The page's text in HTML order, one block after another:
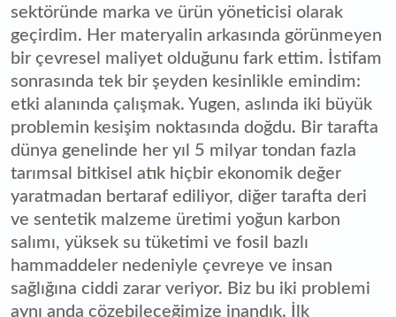
sektöründe marka ve ürün yöneticisi olarak
geçirdim. Her materyalin arkasında görünmeyen
bir çevresel maliyet olduğunu fark ettim. İstifam
sonrasında tek bir şeyden kesinlikle emindim:
etki alanında çalışmak. Yugen, aslında iki büyük
problemin kesişim noktasında doğdu. Bir tarafta
dünya genelinde her yıl 5 milyar tondan fazla
tarımsal bitkisel atık hiçbir ekonomik değer
yaratmadan bertaraf ediliyor, diğer tarafta deri
ve sentetik malzeme üretimi yoğun karbon
salımı, yüksek su tüketimi ve fosil bazlı
hammaddeler nedeniyle çevreye ve insan
sağlığına ciddi zarar veriyor. Biz bu iki problemi
aynı anda çözebileceğimize inandık. İlk